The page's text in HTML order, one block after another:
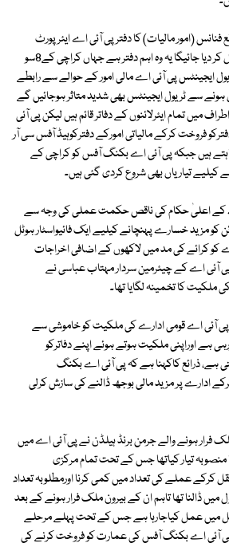
(امور مالیات) کا دفتر پی آئی اے ایئرپورٹ
ہیڈآفس کی عمارت میں منتقل کر دیا جائیگا یہ وہ اہم دفتر ہے جہاں کراچی کے8سو
ایجینٹس پی آئی اے مالی امور کے حوالے سے رابطے
ہونے سے ٹریول ایجینٹس بھی شدید متاثر ہوجائیں گے
میں تمام ایئرلائنوں کے دفاتر قائم ہیں لیکن پی آئی
فروخت کرکے مالیاتی امورکے دفترکوہیڈ آفس سی آر
ہیں جبکہ پی آئی اے بکنگ آفس کو کراچی کے
کیلیے تیاریاں بھی شروع کردی گئی ہیں۔
اے کے اعلیٰ حکام کی ناقص حکمت عملی کی وجہ سے
کو مزید خسارے پہنچانے کیلیے ایک فائیواسٹار ہوٹل
کو کرائے کی مد میں لاکھوں کے اضافی اخراجات
آئی اے کے چیئرمین سردار مہتاب عباسی نے
کا تخمینہ لگایا تھا۔
آئی اے قومی ادارے کی ملکیت کو خاموشی سے
ہے اوراپنی ملکیت ہوتے ہوئے اپنے دفاترکو
ہے، ذرائع کاکہنا ہے کہ پی آئی اے بکنگ
ادارے پر مزید مالی بوجھ ڈالنے کی سازش کرلی
فرار ہونے والے جرمن برنڈ ہیلڈن نے پی آئی اے میں
منصوبہ تیار کیاتھا جس کے تحت تمام مرکزی
کرکے عملے کی تعداد میں کمی کرنا اورمطلوبہ تعداد
ڈالنا تھا تاہم ان کے بیرون ملک فرار ہونے کے بعد
میں عمل کیاجارہا ہے جس کے تحت پہلے مرحلے
اے بکنگ آفس کی عمارت کو فروخت کرنے کی